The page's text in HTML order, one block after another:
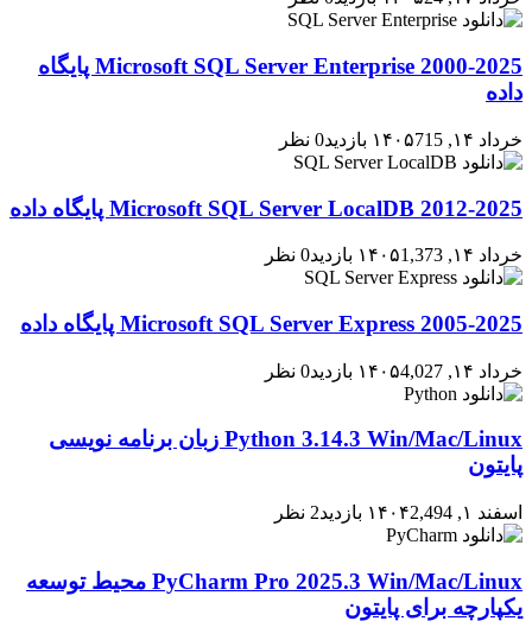
2000-2025 Microsoft SQL Server Enterprise پایگاه
داده
خرداد ۱۴, ۱۴۰۵ 715 بازدید 0 نظر
2012-2025 Microsoft SQL Server LocalDB پایگاه داده
خرداد ۱۴, ۱۴۰۵ 1,373 بازدید 0 نظر
2005-2025 Microsoft SQL Server Express پایگاه داده
خرداد ۱۴, ۱۴۰۵ 4,027 بازدید 0 نظر
Python 3.14.3 Win/Mac/Linux زبان برنامه نویسی
پایتون
اسفند ۱, ۱۴۰۴ 2,494 بازدید 2 نظر
PyCharm Pro 2025.3 Win/Mac/Linux محیط توسعه
یکپارچه برای پایتون